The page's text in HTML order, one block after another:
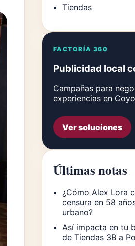
Tiendas
FACTORÍA 360
Publicidad local
Campañas para
experiencias en
Ver soluciones
Últimas notas
¿Cómo Alex Lora
censura en 58
urbano?
Así impacta en tu
de Tiendas 3B a